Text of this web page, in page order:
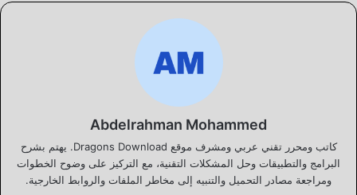
Abdelrahman Mohammed
كاتب ومحرر تقني عربي ومشرف موقع Dragons Download. يهتم بشرح
البرامج والتطبيقات وحل المشكلات التقنية، مع التركيز على وضوح الخطوات
ومراجعة مصادر التحميل والتنبيه إلى مخاطر الملفات والروابط الخارجية.